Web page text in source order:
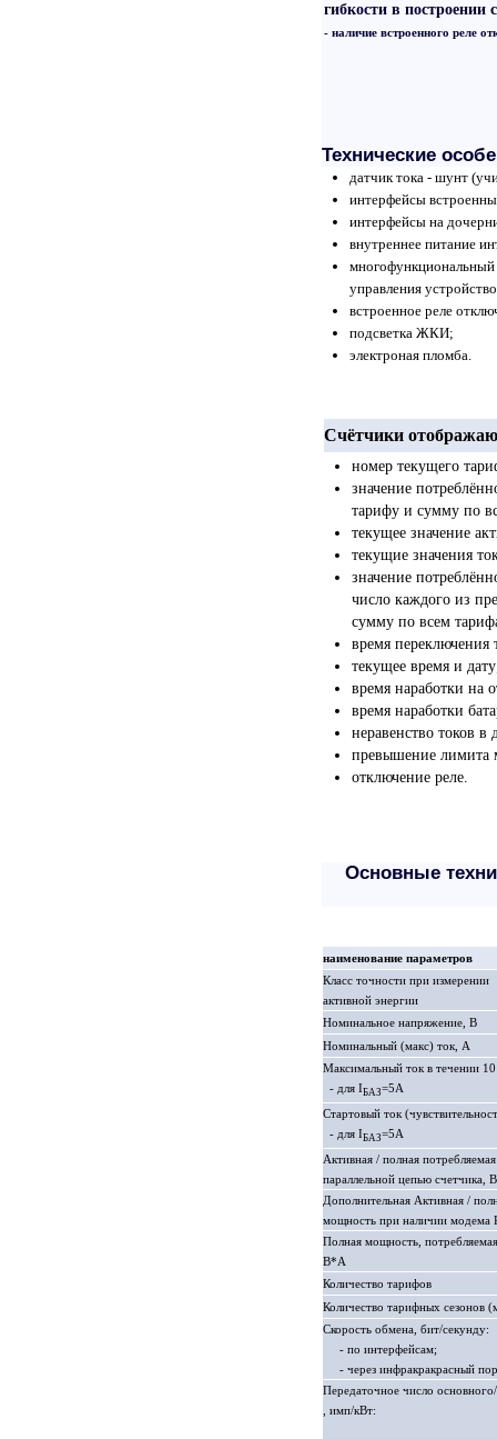
гибкости в построении
- наличие встроенного реле
Технические
датчик тока - шунт
интерфейсы
интерфейсы на
внутреннее питание
многофункциональный
управления
встроенное реле
подсветка ЖКИ;
электроная пломба.
Счётчики
номер текущего
значение
тарифу и сумму по
текущее значение
текущие значения
значение
число каждого из
сумму по всем
время
текущее время и
время наработки на
время наработки
неравенство токов в
превышение лимита
отключение реле.
Основные
наименование параметров
Класс точности при измерении
активной энергии
Номинальное напряжение, В
Номинальный (макс) ток, А
Максимальный ток в течении
- для IБАЗ=5А
Стартовый ток
- для IБАЗ=5А
Активная / полная
параллельной цепью счетчика,
Дополнительная Активная /
мощность при наличии модема
Полная мощность,
В*А
Количество тарифов
Количество тарифных сезонов
Скорость обмена, бит/секунду:
- по интерфейсам;
- через инфракракрасный
Передаточное число
, имп/кВт: